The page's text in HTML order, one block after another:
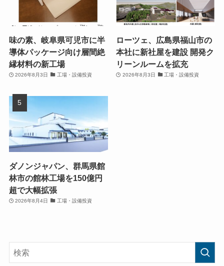
味の素、岐阜県可児市に半
導体パッケージ向け層間絶
縁材料の新工場
2026年8月3日 工場・設備投資
ローツェ、広島県福山市の
本社に新社屋を建設 開発ク
リーンルームを拡充
2026年8月3日 工場・設備投資
ダノンジャパン、群馬県館
林市の館林工場を150億円
超で大幅拡張
2026年8月4日 工場・設備投資